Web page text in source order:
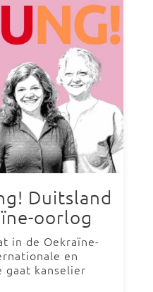
Duitsland
oorlog
in de Oekraïne-
en
gaat kanselier